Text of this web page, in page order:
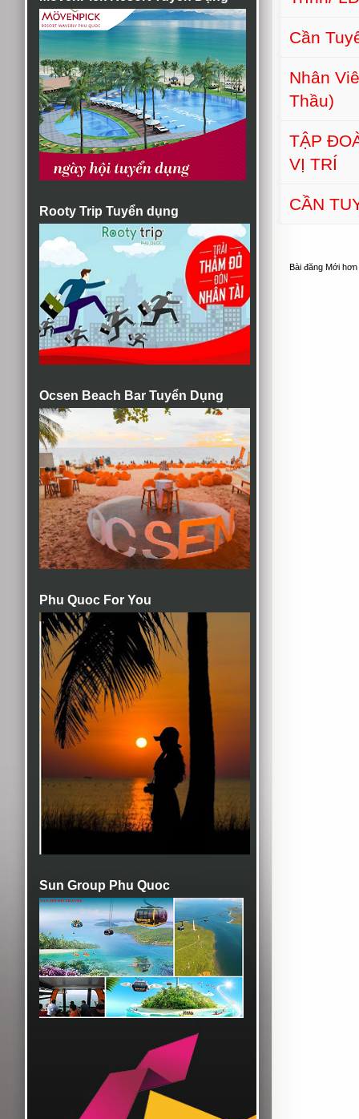
Rooty Trip Tuyển dụng
Ocsen Beach Bar Tuyển Dụng
Phu Quoc For You
Sun Group Phu Quoc
Cần
Nhân
Thầu)
TẬP
VỊ TRÍ
CẦN
Bài đăng Mới hơn